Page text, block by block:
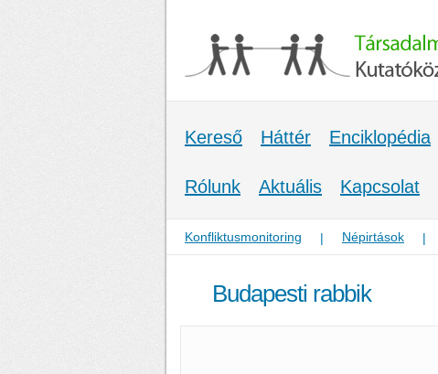
Kereső Háttér Enciklopédia
Rólunk Aktuális Kapcsolat
Konfliktusmonitoring | Népirtások |
Budapesti rabbik